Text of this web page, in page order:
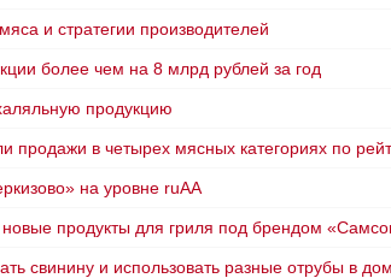
и стратегии производителей
более чем на 8 млрд рублей за год
продукцию
продажи в четырех мясных категориях по
на уровне ruAA
продукты для гриля под брендом
свинину и использовать разные отрубы в